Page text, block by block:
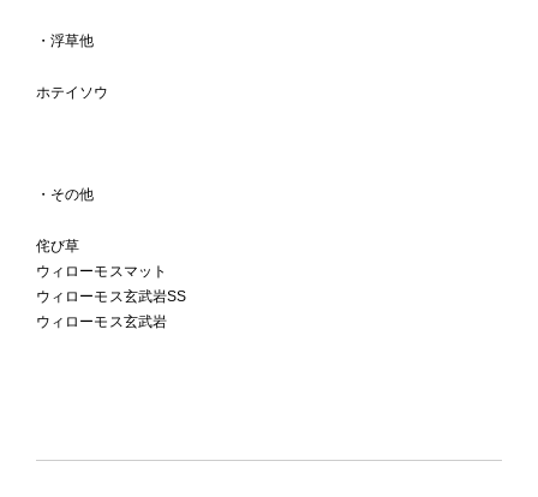
・浮草他
ホテイソウ
・その他
侘び草
ウィローモスマット
ウィローモス玄武岩SS
ウィローモス玄武岩